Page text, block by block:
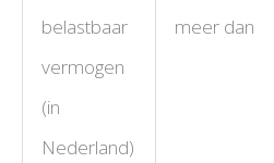
belastbaar
vermogen
(in
Nederland)
meer dan